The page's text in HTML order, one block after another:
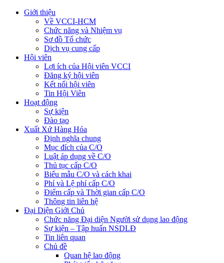
Giới thiệu
Về VCCI-HCM
Chức năng và Nhiệm vụ
Sơ đồ Tổ chức
Dịch vụ cung cấp
Hội viên
Lợi ích của Hội viên VCCI
Đăng ký hội viên
Kết nối hội viên
Tin Hội Viên
Hoạt động
Sự kiện
Đào tạo
Xuất Xứ Hàng Hóa
Định nghĩa chung
Mục đích của C/O
Luật áp dụng về C/O
Thủ tục cấp C/O
Biểu mẫu C/O và cách khai
Phí và Lệ phí cấp C/O
Điểm cấp và Thời gian cấp C/O
Thông tin liên hệ
Đại Diện Giới Chủ
Chức năng Đại diện Người sử dụng lao động
Sự kiện – Tập huấn NSDLĐ
Tin liên quan
Chủ đề
Quan hệ lao động